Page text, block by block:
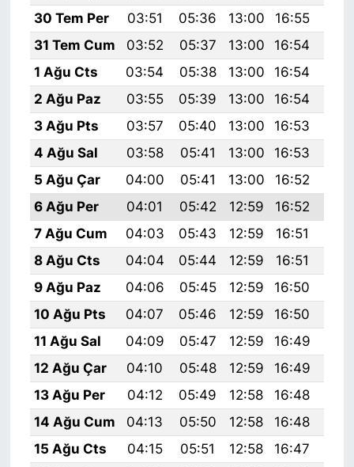
30 Tem Per
03:51 05:36 13:00 16:55
31 Tem Cum
03:52 05:37 13:00 16:54
1 Ağu Cts
03:54 05:38 13:00 16:54
2 Ağu Paz
03:55 05:39 13:00 16:54
3 Ağu Pts
03:57 05:40 13:00 16:53
4 Ağu Sal
03:58 05:41 13:00 16:53
5 Ağu Çar
04:00 05:41 13:00 16:52
6 Ağu Per
04:01 05:42 12:59 16:52
7 Ağu Cum
04:03 05:43 12:59 16:51
8 Ağu Cts
04:04 05:44 12:59 16:51
9 Ağu Paz
04:06 05:45 12:59 16:50
10 Ağu Pts
04:07 05:46 12:59 16:50
11 Ağu Sal
04:09 05:47 12:59 16:49
12 Ağu Çar
04:10 05:48 12:59 16:49
13 Ağu Per
04:12 05:49 12:58 16:48
14 Ağu Cum
04:13 05:50 12:58 16:48
15 Ağu Cts
04:15 05:51 12:58 16:47